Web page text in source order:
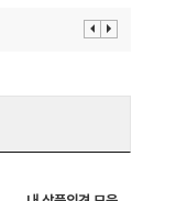
이 다